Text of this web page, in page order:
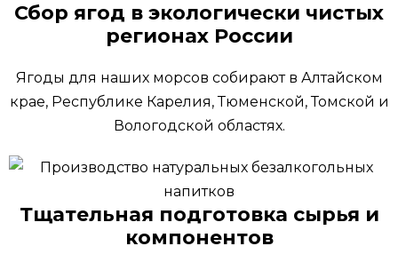
Сбор ягод в экологически чистых
регионах России
Ягоды для наших морсов собирают в Алтайском
крае, Республике Карелия, Тюменской, Томской и
Вологодской областях.
Тщательная подготовка сырья и
компонентов